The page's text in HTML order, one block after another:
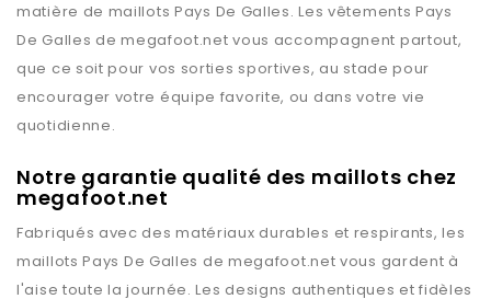
matière de maillots Pays De Galles. Les vêtementsPays
De Galles demegafoot.net vous accompagnent partout,
que ce soit pour vos sorties sportives, au stade pour
encourager votre équipe favorite, ou dans votre vie
quotidienne.
Notre garantie qualité des maillots chez
megafoot.net
Fabriqués avec des matériaux durables et respirants, les
maillotsPays De Galles de megafoot.net vous gardent à
l'aise toute la journée. Les designs authentiques et fidèles